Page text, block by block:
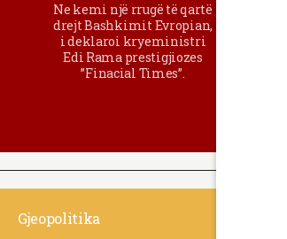
Ne kemi një rrugë të qartë
drejt Bashkimit Evropian,
i deklaroi kryeministri
Edi Rama prestigjiozes
”Finacial Times”.
Gjeopolitika